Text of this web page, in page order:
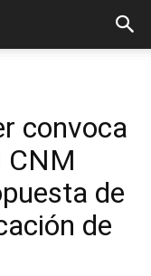
convoca
CNM
de
de